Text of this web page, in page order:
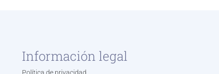
Información legal